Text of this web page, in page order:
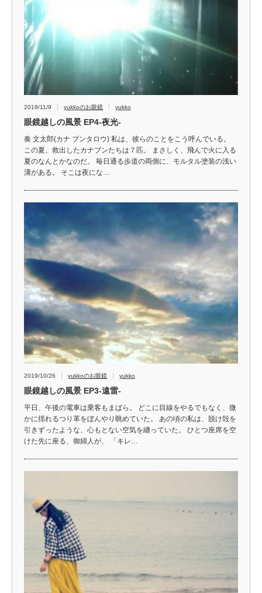
2019/11/9 yukkoのお眼鏡 yukko
眼鏡越しの風景 EP4‐夜光‐
奏 文太郎(カナ ブンタロウ) 私は、彼らのことをこう呼んでいる。
この夏、救出したカナブンたちは７匹。 まさしく、飛んで火に入る
夏のなんとかなのだ。 毎日通る歩道の両側に、モルタル塗装の浅い
溝がある。 そこは夜にな…
2019/10/26 yukkoのお眼鏡 yukko
眼鏡越しの風景 EP3‐遠雷‐
平日、午後の電車は乗客もまばら。 どこに目線をやるでもなく、微
かに揺れるつり革をぼんやり眺めていた。 あの頃の私は、脱け殻を
引きずったような、心もとない空気を纏っていた。 ひとつ座席を空
けた先に座る、御婦人が、 「キレ…